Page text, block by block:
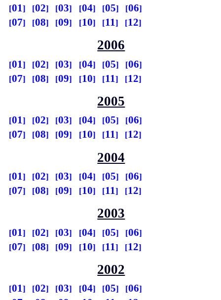
01 02 03 04 05
06
07
08 09 10 11 12
2006
01 02 03 04 05
06
07
08 09 10 11 12
2005
01 02 03 04 05
06
07
08 09 10 11 12
2004
01 02 03 04 05
06
07
08 09 10 11 12
2003
01 02 03 04 05
06
07
08 09 10 11 12
2002
01 02 03 04 05
06